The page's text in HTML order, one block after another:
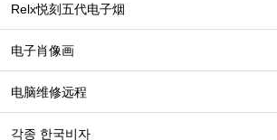
Relx悦刻五代电子烟
电子肖像画
电脑维修远程
각종 한국비자